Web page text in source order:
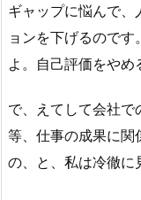
ギャップに悩んで、
ョンを下げるので
よ。自己評価をやめ
で、えてして会社
等、仕事の成果に関
の、と、私は冷徹に